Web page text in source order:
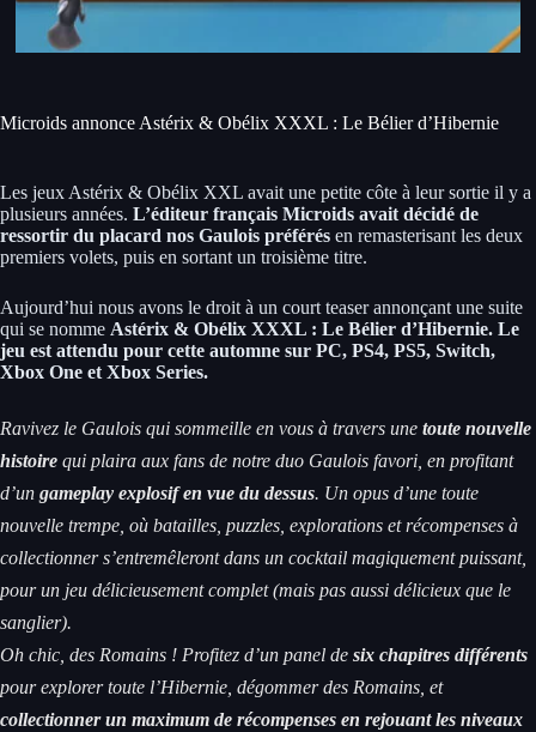
Microids annonce Astérix & Obélix XXXL : Le Bélier d’Hibernie
Les jeux Astérix & Obélix XXL avait une petite côte à leur sortie il y a
plusieurs années. L’éditeur français Microids avait décidé de
ressortir du placard nos Gaulois préférés en remasterisant les deux
premiers volets, puis en sortant un troisième titre.
Aujourd’hui nous avons le droit à un court teaser annonçant une suite
qui se nomme Astérix & Obélix XXXL : Le Bélier d’Hibernie. Le
jeu est attendu pour cette automne sur PC, PS4, PS5, Switch,
Xbox One et Xbox Series.
Ravivez le Gaulois qui sommeille en vous à travers une toute nouvelle
histoire qui plaira aux fans de notre duo Gaulois favori, en profitant
d’un gameplay explosif en vue du dessus. Un opus d’une toute
nouvelle trempe, où batailles, puzzles, explorations et récompenses à
collectionner s’entremêleront dans un cocktail magiquement puissant,
pour un jeu délicieusement complet (mais pas aussi délicieux que le
sanglier).
Oh chic, des Romains ! Profitez d’un panel de six chapitres différents
pour explorer toute l’Hibernie, dégommer des Romains, et
collectionner un maximum de récompenses en rejouant les niveaux